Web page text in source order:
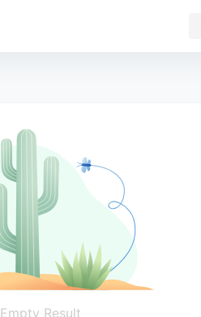
Empty Result